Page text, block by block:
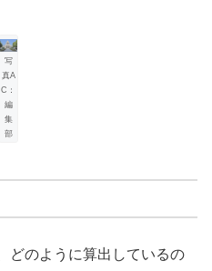
写
真A
C：
編
集
部
どのように算出しているの